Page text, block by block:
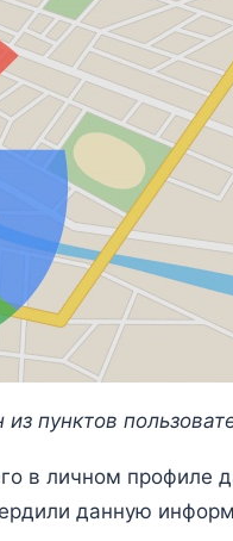
пунктов
в личном профиле
данную